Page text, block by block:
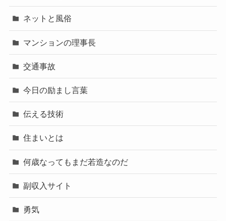
ネットと風俗
マンションの理事長
交通事故
今日の励まし言葉
伝える技術
住まいとは
何歳なってもまだ若造なのだ
副収入サイト
勇気